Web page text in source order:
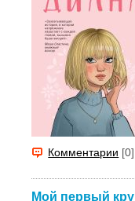
Комментарии [0]
Мой первый